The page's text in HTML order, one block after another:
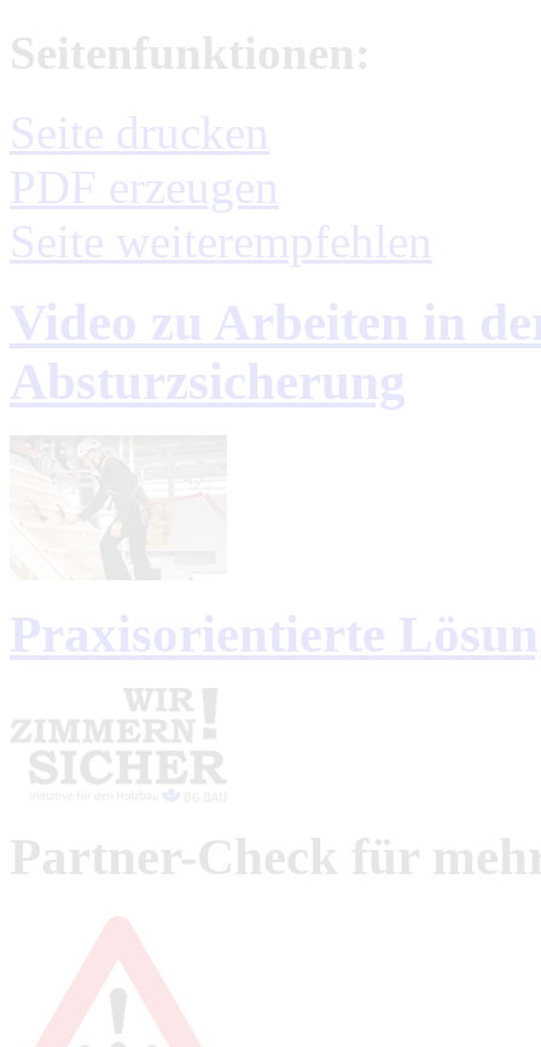
Seitenfunktionen:
Seite drucken
PDF erzeugen
Seite weiterempfehlen
Video zu Arbeiten in
Absturzsicherung
Praxisorientierte
Partner-Check für